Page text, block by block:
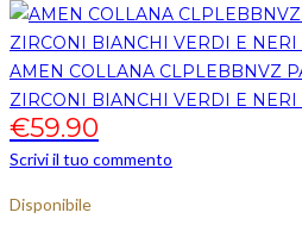
AMEN COLLANA CLPLEBBNVZ
ZIRCONI BIANCHI VERDI E NERI
€59.90
Scrivi il tuo commento
Disponibile